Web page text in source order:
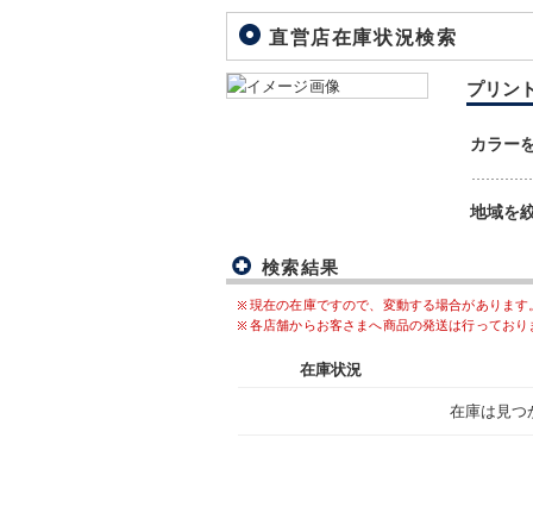
直営店在庫状況検索
プリン
カラー
地域を
検索結果
現在の在庫ですので、変動する場合がありま
各店舗からお客さまへ商品の発送は行っており
在庫状況
在庫は見